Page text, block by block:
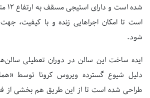
است تا امکان اجراهایی زنده و با کیفیت،
شود.
ایده ساخت این سالن در دوران تعطیلی
دلیل شیوع گسترده ویروس کرونا توسط
طراحی شده است تا از این طریق هم بخشی از